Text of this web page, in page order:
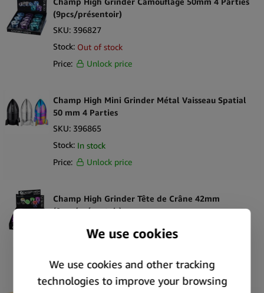
(9pcs/présentoir)
SKU: 396827
Stock: Out of stock
Price:
Unlock price
Champ High Mini Grinder Métal Vaisseau Spatial
50 mm 4 Parties
SKU: 396865
Stock: In stock
Price:
Unlock price
Champ High Grinder Tête de Crâne 42mm
(9pcs/présentoir)
396369
Price:
Unlock price